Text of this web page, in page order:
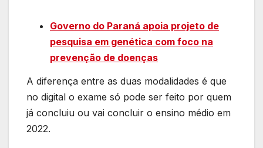
Governo do Paraná apoia projeto de
pesquisa em genética com foco na
prevenção de doenças
A diferença entre as duas modalidades é que
no digital o exame só pode ser feito por quem
já concluiu ou vai concluir o ensino médio em
2022.